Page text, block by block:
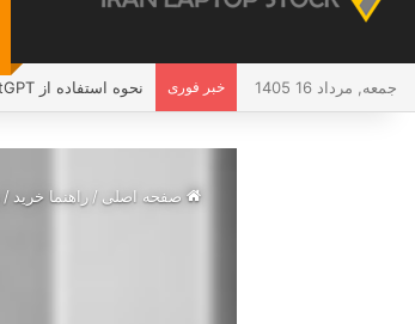
جمعه, مرداد 16 1405 خبر فوری نحوه استفاده از ChatGPT در ایران؛ راهنمای کامل و بدون دردسر
صفحه اصلی / راهنما خرید /